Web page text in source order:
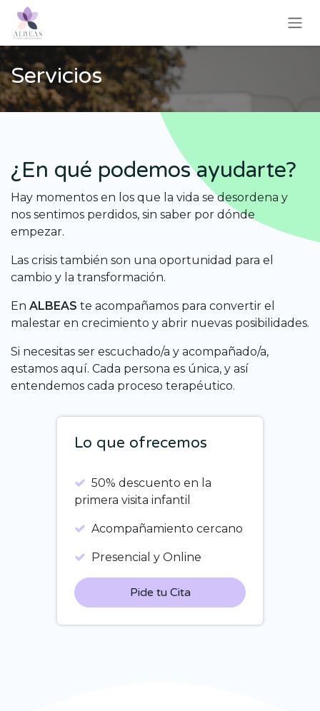
Ir al contenido
Servicios
¿En qué podemos ayudarte?
Hay momentos en los que la vida se desordena y
nos sentimos perdidos, sin saber por dónde
empezar.
Las crisis también son una oportunidad para el
cambio y la transformación.
En ALBEAS te acompañamos para convertir el
malestar en crecimiento y abrir nuevas posibilidades.
Si necesitas ser escuchado/a y acompañado/a,
estamos aquí. Cada persona es única, y así
entendemos cada proceso terapéutico.
Lo que ofrecemos
50% descuento en la
primera visita infantil
Acompañamiento cercano
Presencial y Online
Pide tu Cita